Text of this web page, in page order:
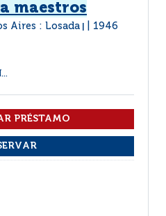
maestros
Aires : Losada 1946